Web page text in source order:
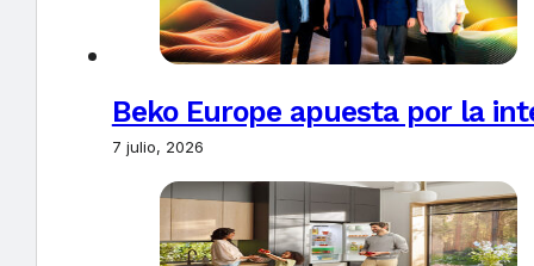
Beko Europe apuesta por la
7 julio, 2026